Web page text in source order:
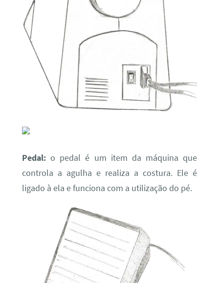
Pedal: o pedal é um item da máquina que
controla a agulha e realiza a costura. Ele é
ligado à ela e funciona com a utilização do pé.